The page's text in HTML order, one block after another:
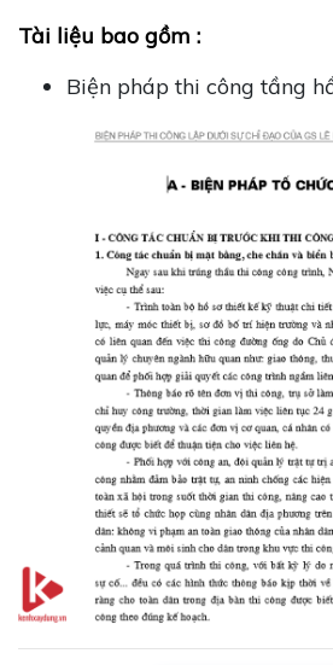
Tài liệu bao gồm :
Biện pháp thi công tầng